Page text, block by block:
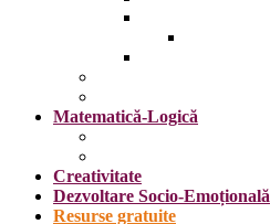
Matematică-Logică
Creativitate
Dezvoltare Socio-Emoțională
Resurse gratuite